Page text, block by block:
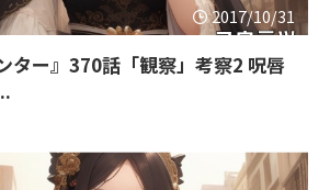
2017/10/31
ター』370話「観察」考察2 呪唇